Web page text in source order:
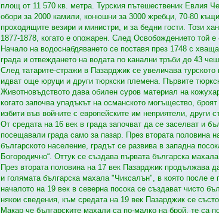
площ от 11 570 кв. метра. Турския пътешественик Евлия
обори за 2000 камили, конюшни за 3000 жребци, 70-80
проходящите везири и министри, и за бедни гости. Този
1877-1878, когато е опожарен. След Освобождението той е
Начало на водоснабдяването се поставя през 1748 с
града и отвеждането на водата по канални тръби до 43
След татарите-стражи в Пазарджик се увеличава
идват още юруци и други тюркски племена. Първите
Животновъдството дава обилен суров материал на
когато започва упадъкът на османското могъщество,
избити във войните с европейските им неприятели, други
От средата на 16 век в града започват да се заселват и
посещавали града само за пазар. През втората половина
българското население, градът се развива в западна
Богородично“. Оттук се създава първата българска
През втората половина на 17 век Пазарджик продължава
и голямата българска махала "Чиксалън", в която после
началото на 19 век в северна посока се създават чисто
някои сведения, към средата на 19 век Пазарджик се
Макар че българските махали са по-малко на брой, те са